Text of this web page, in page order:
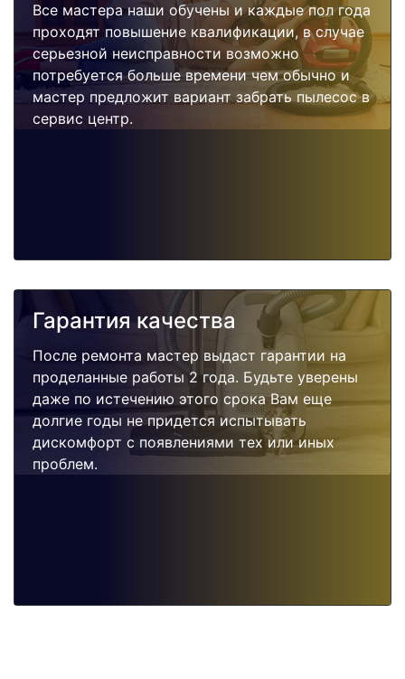
Все мастера наши обучены и каждые пол года
проходят повышение квалификации, в случае
серьезной неисправности возможно
потребуется больше времени чем обычно и
мастер предложит вариант забрать пылесос в
сервис центр.
Гарантия качества
После ремонта мастер выдаст гарантии на
проделанные работы 2 года. Будьте уверены
даже по истечению этого срока Вам еще
долгие годы не придется испытывать
дискомфорт с появлениями тех или иных
проблем.